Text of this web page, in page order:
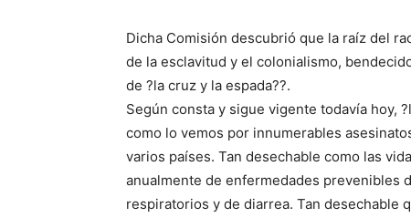
Dicha Comisión descubrió que la raíz del
de la esclavitud y el colonialismo,
de ?la cruz y la espada??.
Según consta y sigue vigente todavía hoy,
como lo vemos por innumerables
varios países. Tan desechable como las
anualmente de enfermedades prevenibles
respiratorios y de diarrea. Tan desechable